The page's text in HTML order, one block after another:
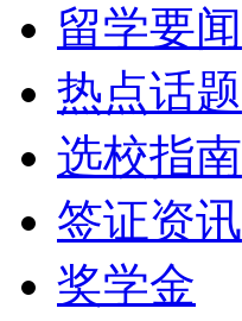
留学要闻
热点话题
选校指南
签证资讯
奖学金